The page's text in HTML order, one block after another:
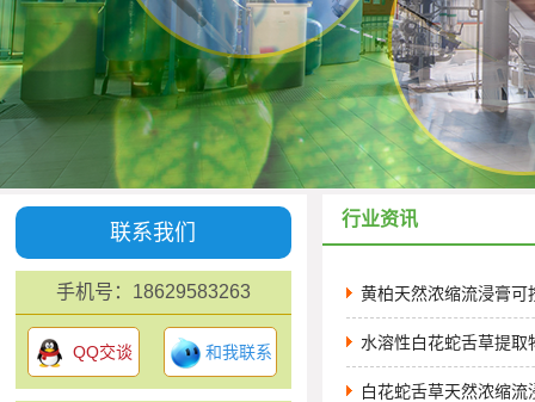
联系我们
手机号：18629583263
QQ交谈 和我联系
行业资讯
黄柏天然浓缩流浸膏可
水溶性白花蛇舌草提
白花蛇舌草天然浓缩